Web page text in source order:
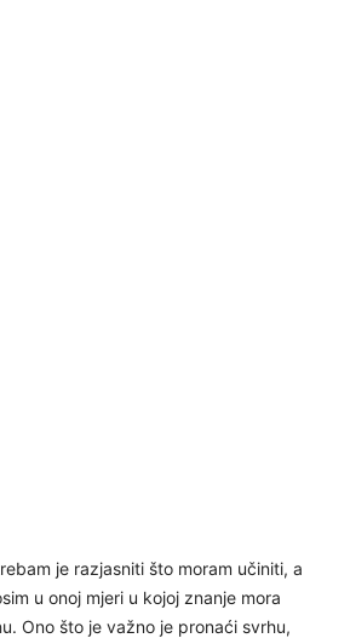
je razjasniti što moram učiniti, a
u onoj mjeri u kojoj znanje mora
Ono što je važno je pronaći svrhu,